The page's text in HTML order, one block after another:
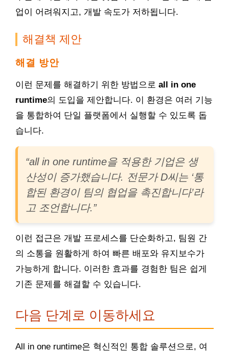
업이 어려워지고, 개발 속도가 저하됩니다.
해결책 제안
해결 방안
이런 문제를 해결하기 위한 방법으로 all in one
runtime의 도입을 제안합니다. 이 환경은 여러 기능
을 통합하여 단일 플랫폼에서 실행할 수 있도록 돕
습니다.
“all in one runtime을 적용한 기업은 생
산성이 증가했습니다. 전문가 D씨는 ‘통
합된 환경이 팀의 협업을 촉진합니다’라
고 조언합니다.”
이런 접근은 개발 프로세스를 단순화하고, 팀원 간
의 소통을 원활하게 하여 빠른 배포와 유지보수가
가능하게 합니다. 이러한 효과를 경험한 팀은 쉽게
기존 문제를 해결할 수 있습니다.
다음 단계로 이동하세요
All in one runtime은 혁신적인 통합 솔루션으로, 여